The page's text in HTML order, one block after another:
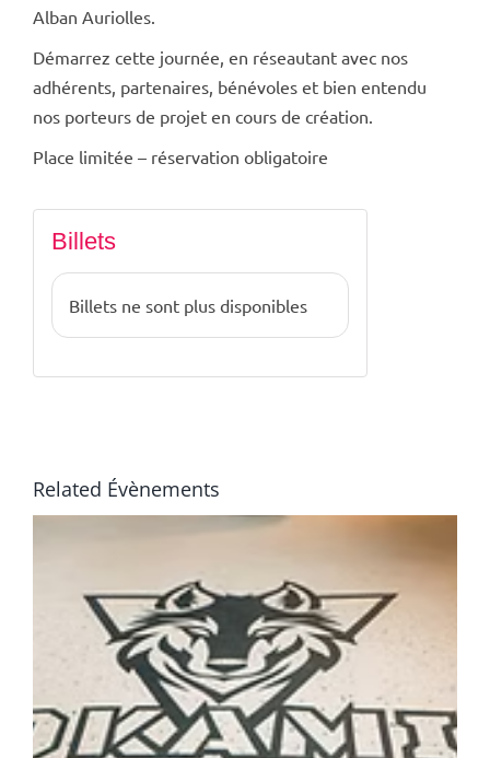
Alban Auriolles.
Démarrez cette journée, en réseautant avec nos
adhérents, partenaires, bénévoles et bien entendu
nos porteurs de projet en cours de création.
Place limitée – réservation obligatoire
Billets
Billets ne sont plus disponibles
Related Évènements